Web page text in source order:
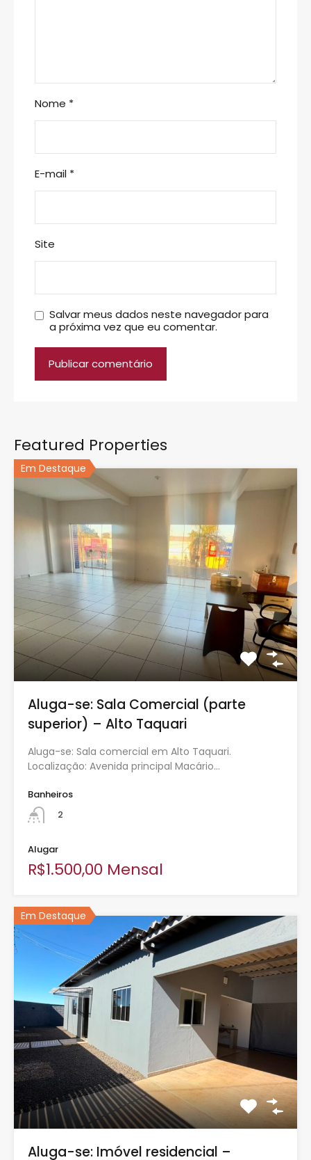
Nome *
E-mail *
Site
Salvar meus dados neste navegador para
a próxima vez que eu comentar.
Featured Properties
Em Destaque
Aluga-se: Sala Comercial (parte
superior) – Alto Taquari
Aluga-se: Sala comercial em Alto Taquari.
Localização: Avenida principal Macário…
Banheiros
2
Alugar
R$1.500,00 Mensal
Em Destaque
Aluga-se: Imóvel residencial –